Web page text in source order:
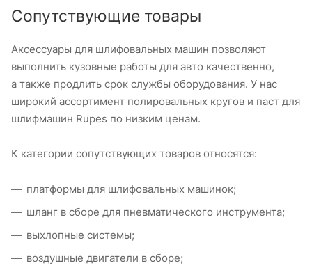
Сопутствующие товары
Аксессуары для шлифовальных машин позволяют
выполнить кузовные работы для авто качественно,
а также продлить срок службы оборудования. У нас
широкий ассортимент полировальных кругов и паст для
шлифмашин Rupes по низким ценам.
К категории сопутствующих товаров относятся:
платформы для шлифовальных машинок;
шланг в сборе для пневматического инструмента;
выхлопные системы;
воздушные двигатели в сборе;